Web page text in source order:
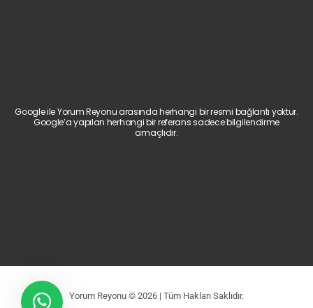
Google ile Yorum Reyonu arasında herhangi bir resmi bağlantı yoktur.
Google’a yapılan herhangi bir referans sadece bilgilendirme
amaçlıdır.
Yorum Reyonu © 2026 | Tüm Hakları Saklıdır.